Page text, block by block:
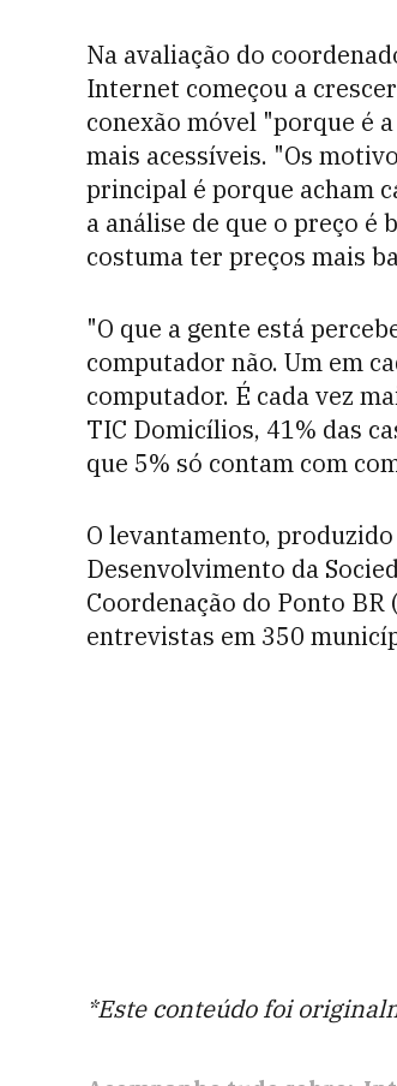
Na avaliação do
Internet começou a
conexão móvel "porque é
mais acessíveis. "Os
principal é porque acham
a análise de que o preço
costuma ter preços mais
"O que a gente está
computador não. Um em
computador. É cada vez
TIC Domicílios, 41% das
que 5% só contam com
O levantamento,
Desenvolvimento da
Coordenação do Ponto
entrevistas em 350
*Este conteúdo foi